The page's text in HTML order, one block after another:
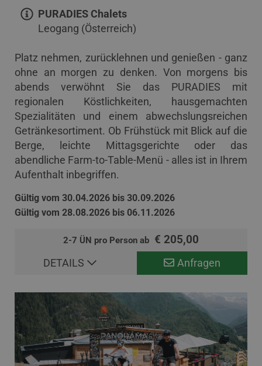
PURADIES Chalets
Leogang (Österreich)
Platz nehmen, zurücklehnen und genießen - ganz
ohne an morgen zu denken. Von morgens bis
abends verwöhnt Sie das PURADIES mit
regionalen Köstlichkeiten, hausgemachten
Spezialitäten und einem abwechslungsreichen
Getränkesortiment. Ob Frühstück mit Blick auf die
Berge, leichte Mittagsgerichte oder das
abendliche Farm-to-Table-Menü - alles ist in Ihrem
Aufenthalt inbegriffen.
Gültig vom 30.04.2026 bis 30.09.2026
Gültig vom 28.08.2026 bis 06.11.2026
2-7 ÜN pro Person ab € 205,00
Anfragen
DETAILS